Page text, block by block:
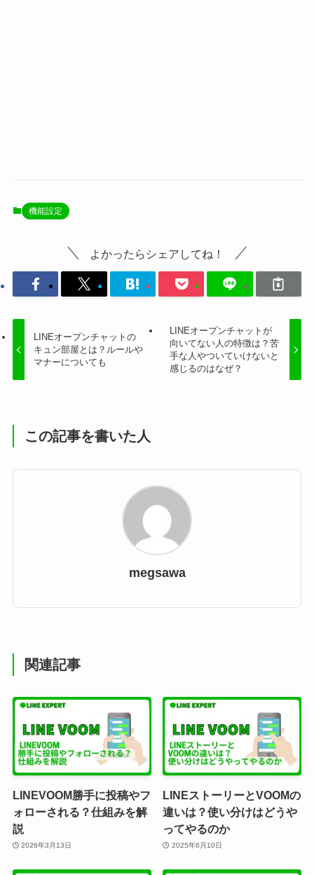
機能設定
よかったらシェアしてね！
LINEオープンチャットの
キュン部屋とは？ルールや
マナーについても
LINEオープンチャットが
向いてない人の特徴は？苦
手な人やついていけないと
感じるのはなぜ？
この記事を書いた人
megsawa
関連記事
LINEVOOM勝手に投稿やフ
ォローされる？仕組みを解
説
2026年3月13日
LINEストーリーとVOOMの
違いは？使い分けはどうや
ってやるのか
2025年6月10日